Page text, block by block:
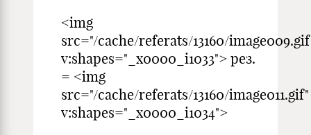
<img
src="/cache/referats/13160/
v:shapes="_x0000_i1033"> рез.
= <img
src="/cache/referats/13160/image011.gif"
v:shapes="_x0000_i1034">